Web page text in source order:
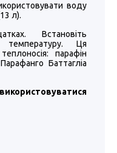
воду
л).
Встановіть
Ця
парафін
Баттагліа